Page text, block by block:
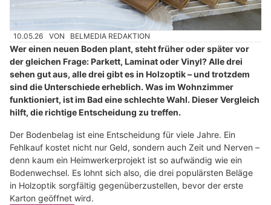
10.05.26 VON BELMEDIA REDAKTION
Wer einen neuen Boden plant, steht früher oder später vor
der gleichen Frage: Parkett, Laminat oder Vinyl? Alle drei
sehen gut aus, alle drei gibt es in Holzoptik – und trotzdem
sind die Unterschiede erheblich. Was im Wohnzimmer
funktioniert, ist im Bad eine schlechte Wahl. Dieser Vergleich
hilft, die richtige Entscheidung zu treffen.
Der Bodenbelag ist eine Entscheidung für viele Jahre. Ein
Fehlkauf kostet nicht nur Geld, sondern auch Zeit und Nerven –
denn kaum ein Heimwerkerprojekt ist so aufwändig wie ein
Bodenwechsel. Es lohnt sich also, die drei populärsten Beläge
in Holzoptik sorgfältig gegenüberzustellen, bevor der erste
Karton geöffnet wird.